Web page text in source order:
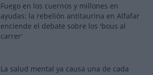
Fuego en los cuernos y millones en
ayudas: la rebelión antitaurina en Alfafar
enciende el debate sobre los 'bous al
carrer'
La salud mental ya causa una de cada